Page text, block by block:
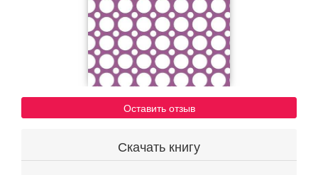
Оставить отзыв
Скачать книгу